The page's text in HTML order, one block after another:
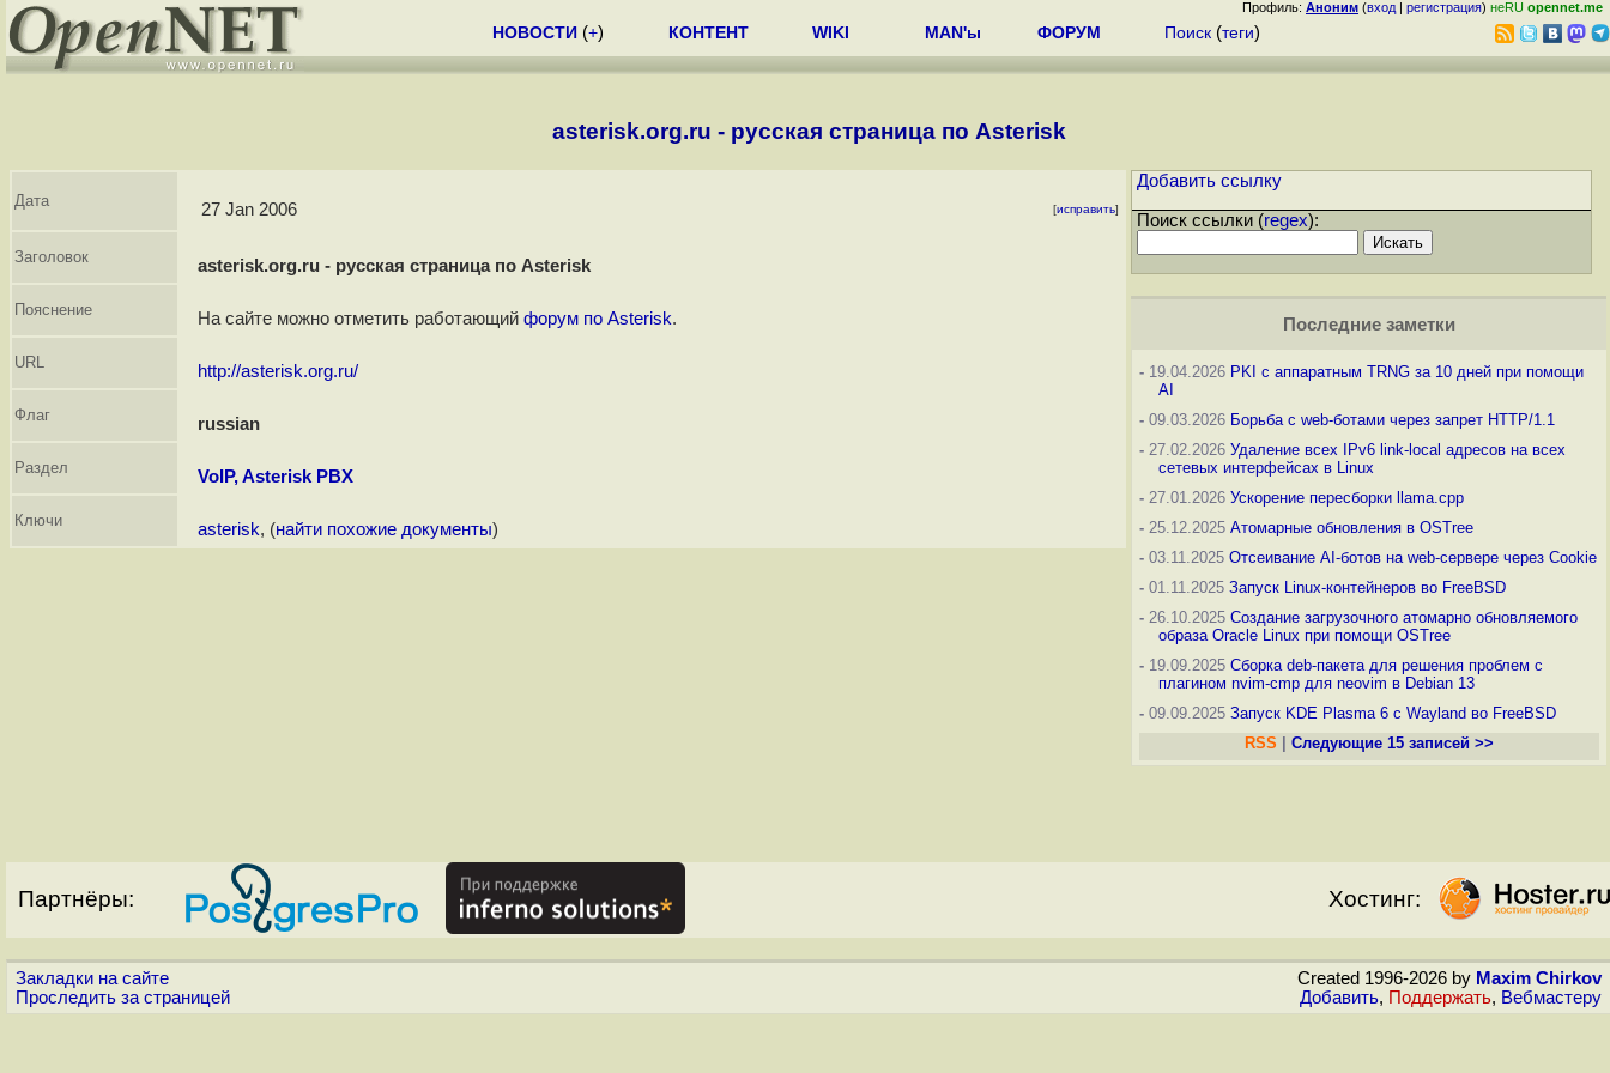
Профиль: Аноним (вход | регистрация) неRU opennet.me
НОВОСТИ (+) КОНТЕНТ WIKI MAN'ы ФОРУМ Поиск (теги)
asterisk.org.ru - русская страница по Asterisk
Дата 27 Jan 2006 [исправить]
Заголовок asterisk.org.ru - русская страница по Asterisk
Пояснение На сайте можно отметить работающий форум по Asterisk.
URL http://asterisk.org.ru/
Флаг russian
Раздел VoIP, Asterisk PBX
Ключи asterisk, (найти похожие документы)
Добавить ссылку
Поиск ссылки (regex):
Последние заметки
- 19.04.2026 PKI с аппаратным TRNG за 10 дней при помощи
AI
- 09.03.2026 Борьба с web-ботами через запрет HTTP/1.1
- 27.02.2026 Удаление всех IPv6 link-local адресов на всех
сетевых интерфейсах в Linux
- 27.01.2026 Ускорение пересборки llama.cpp
- 25.12.2025 Атомарные обновления в OSTree
- 03.11.2025 Отсеивание AI-ботов на web-сервере через Cookie
- 01.11.2025 Запуск Linux-контейнеров во FreeBSD
- 26.10.2025 Создание загрузочного атомарно обновляемого
образа Oracle Linux при помощи OSTree
- 19.09.2025 Сборка deb-пакета для решения проблем с
плагином nvim-cmp для neovim в Debian 13
- 09.09.2025 Запуск KDE Plasma 6 с Wayland во FreeBSD
RSS
Следующие 15 записей >>
Партнёры: Хостинг:
Закладки на сайте
Проследить за страницей
Created 1996-2026 by Maxim Chirkov
Добавить, Поддержать, Вебмастеру